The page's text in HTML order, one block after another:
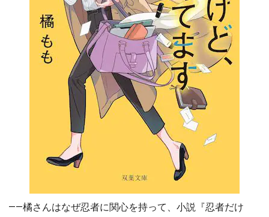
――橘さんはなぜ忍者に関心を持って、小説『忍者だけ